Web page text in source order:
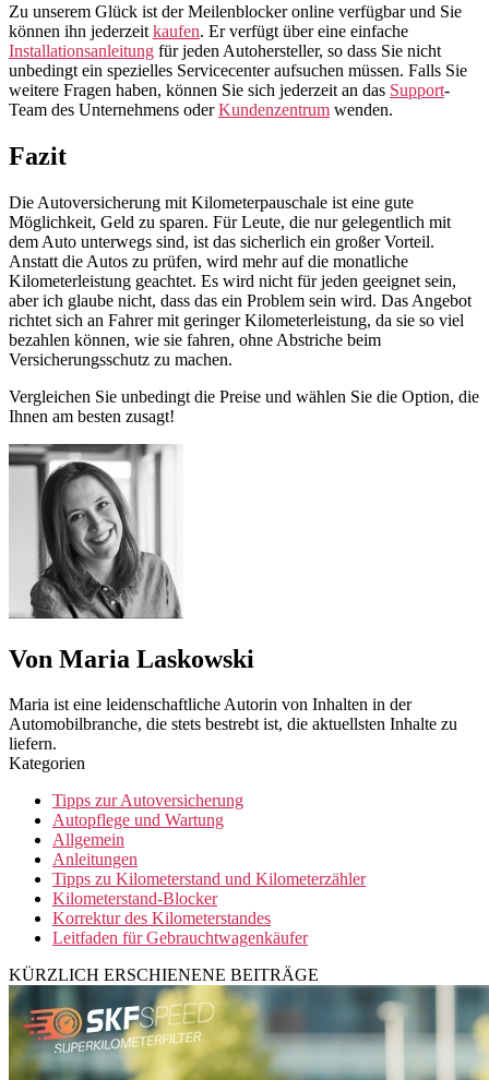
Zu unserem Glück ist der Meilenblocker online verfügbar und Sie
können ihn jederzeit kaufen. Er verfügt über eine einfache
Installationsanleitung für jeden Autohersteller, so dass Sie nicht
unbedingt ein spezielles Servicecenter aufsuchen müssen. Falls Sie
weitere Fragen haben, können Sie sich jederzeit an das Support-
Team des Unternehmens oderKundenzentrum wenden.
Fazit
Die Autoversicherung mit Kilometerpauschale ist eine gute
Möglichkeit, Geld zu sparen. Für Leute, die nur gelegentlich mit
dem Auto unterwegs sind, ist das sicherlich ein großer Vorteil.
Anstatt die Autos zu prüfen, wird mehr auf die monatliche
Kilometerleistung geachtet. Es wird nicht für jeden geeignet sein,
aber ich glaube nicht, dass das ein Problem sein wird. Das Angebot
richtet sich an Fahrer mit geringer Kilometerleistung, da sie so viel
bezahlen können, wie sie fahren, ohne Abstriche beim
Versicherungsschutz zu machen.
Vergleichen Sie unbedingt die Preise und wählen Sie die Option, die
Ihnen am besten zusagt!
Von Maria Laskowski
Maria ist eine leidenschaftliche Autorin von Inhalten in der
Automobilbranche, die stets bestrebt ist, die aktuellsten Inhalte zu
liefern.
Kategorien
Tipps zur Autoversicherung
Autopflege und Wartung
Allgemein
Anleitungen
Tipps zu Kilometerstand und Kilometerzähler
Kilometerstand-Blocker
Korrektur des Kilometerstandes
Leitfaden für Gebrauchtwagenkäufer
KÜRZLICH ERSCHIENENE BEITRÄGE